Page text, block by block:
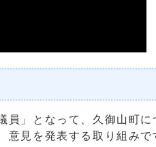
」となって、久御山町に
意見を発表する取り組みで